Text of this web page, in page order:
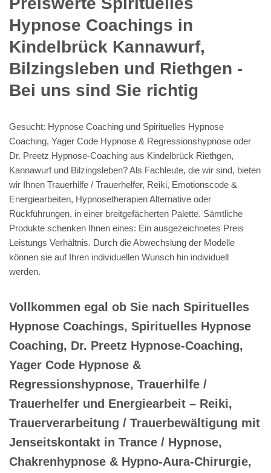
Hypnose Coachings in
Kindelbrück Kannawurf,
Bilzingsleben und Riethgen -
Bei uns sind Sie richtig
Gesucht: Hypnose Coaching und Spirituelles Hypnose
Coaching, Yager Code Hypnose & Regressionshypnose oder
Dr. Preetz Hypnose-Coaching aus Kindelbrück Riethgen,
Kannawurf und Bilzingsleben? Als Fachleute, die wir sind, bieten
wir Ihnen Trauerhilfe / Trauerhelfer, Reiki, Emotionscode &
Energiearbeiten, Hypnosetherapien Alternative oder
Rückführungen, in einer breitgefächerten Palette. Sämtliche
Produkte schenken Ihnen eines: Ein ausgezeichnetes Preis
Leistungs Verhältnis. Durch die Abwechslung der Modelle
können sie auf Ihren individuellen Wunsch hin individuell
werden.
Vollkommen egal ob Sie nach Spirituelles
Hypnose Coachings, Spirituelles Hypnose
Coaching, Dr. Preetz Hypnose-Coaching,
Yager Code Hypnose &
Regressionshypnose, Trauerhilfe /
Trauerhelfer und Energiearbeit – Reiki,
Trauerverarbeitung / Trauerbewältigung mit
Jenseitskontakt in Trance / Hypnose,
Chakrenhypnose & Hypno-Aura-Chirurgie,